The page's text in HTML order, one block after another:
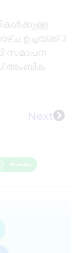
ഉച്ചയ്ക്ക് 3
സമാപന
Next
WhatsApp